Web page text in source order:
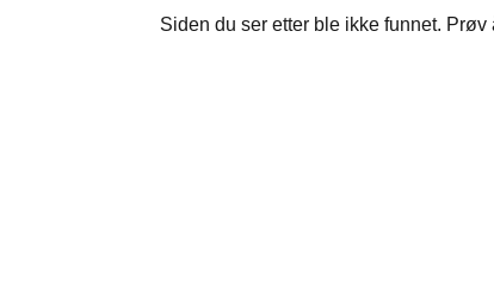
Siden du ser etter ble ikke funnet.